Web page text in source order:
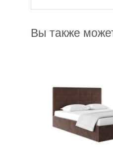
Вы также